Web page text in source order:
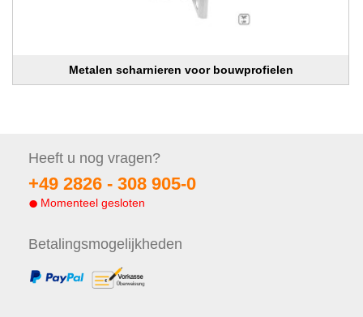
Metalen scharnieren voor bouwprofielen
Heeft u nog vragen?
+49 2826 - 308 905-0
Momenteel gesloten
Betalingsmogelijkheden